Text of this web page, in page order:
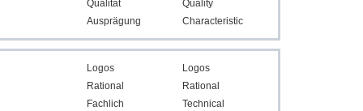
Qualität
Ausprägung
Quality
Characteristic
Logos
Rational
Fachlich
Logos
Rational
Technical